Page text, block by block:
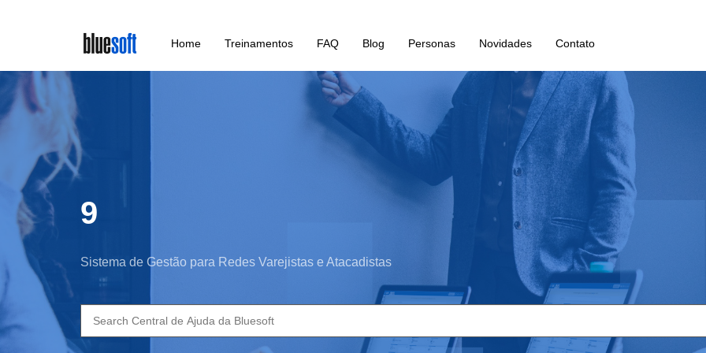
main
content
Home Treinamentos FAQ Blog Personas Novidades Contato
9
Sistema de Gestão para Redes Varejistas e Atacadistas
Search
for: